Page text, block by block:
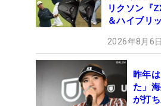
リクソン『
＆ハイブリ
2026年8月6
昨年
た」
が打